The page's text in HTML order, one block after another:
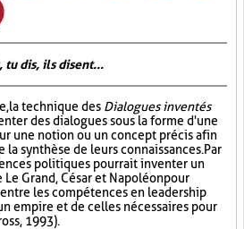
tu dis, ils disent...
la technique des Dialogues inventés
des dialogues sous la forme d'une
une notion ou un concept précis afin
synthèse de leurs connaissances. Par
politiques pourrait inventer un
Grand, César et Napoléon pour
les compétences en leadership
empire et de celles nécessaires pour
1993).